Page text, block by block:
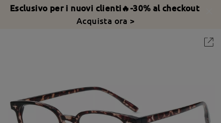
Esclusivo per i nuovi clienti🔥-30% al checkout
Acquista ora >